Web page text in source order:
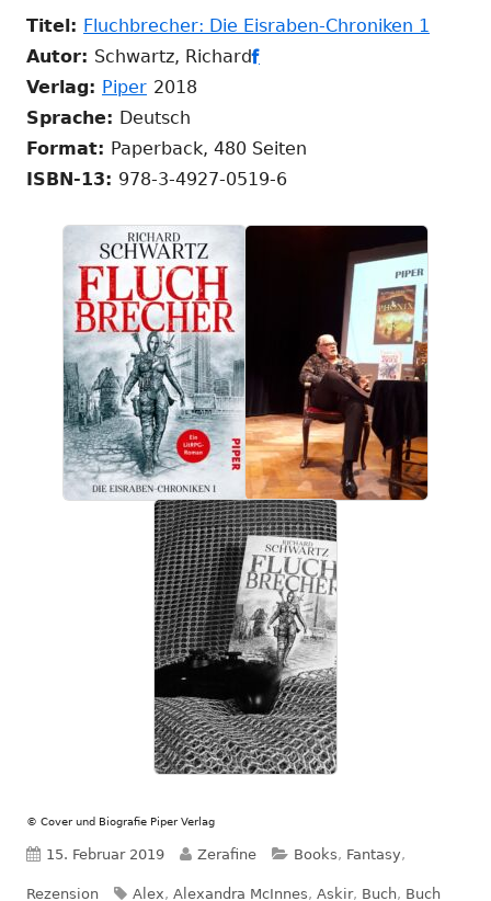
Titel: Fluchbrecher: Die Eisraben-Chroniken 1
Autor: Schwartz, Richard
öffnen
Verlag: Piper In
neuem
Fenster
öffnen
2018
Sprache: Deutsch
Format: Paperback, 480 Seiten
ISBN-13: 978-3-4927-0519-6
© Cover und Biografie Piper Verlag
Veröffentlicht
am
15. Februar 2019 Autor
Zerafine Kategorien
Books, Fantasy,
Rezension Schlagwörter
Alex, Alexandra McInnes, Askir, Buch, Buch